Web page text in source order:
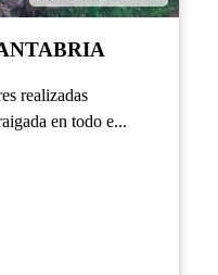
SANTOS